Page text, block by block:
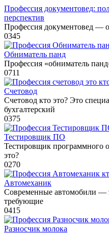
Профессия документовед:
перспектив
Профессия документовед —
0345
Обниматель панд
Профессия «обниматель
0711
Счетовод
Счетовод кто это? Это
бухгалтерский
0375
Тестировщик ПО
Тестировщик программного
это?
0270
Автомеханик
Современные автомобили —
требующие
0415
Разносчик молока